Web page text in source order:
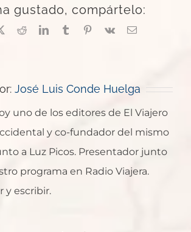
gustado, compártelo:
X RedditLinkedInTumblrPinterest
Vk
Correo
José Luis Conde Huelga
uno de los editores de El Viajero
y co-fundador del mismo
a Luz Picos. Presentador junto
programa en Radio Viajera.
y escribir.